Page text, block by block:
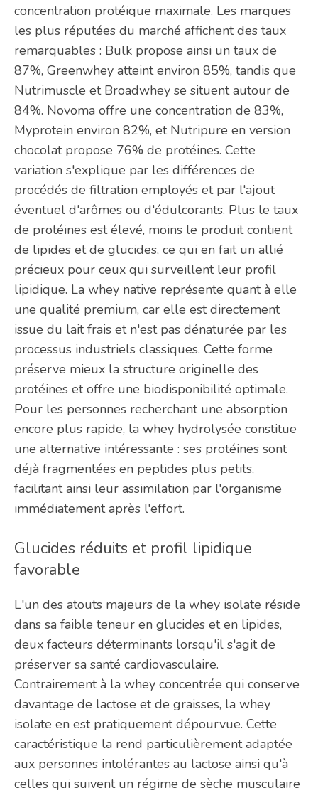
concentration protéique maximale. Les marques
les plus réputées du marché affichent des taux
remarquables : Bulk propose ainsi un taux de
87%, Greenwhey atteint environ 85%, tandis que
Nutrimuscle et Broadwhey se situent autour de
84%. Novoma offre une concentration de 83%,
Myprotein environ 82%, et Nutripure en version
chocolat propose 76% de protéines. Cette
variation s'explique par les différences de
procédés de filtration employés et par l'ajout
éventuel d'arômes ou d'édulcorants. Plus le taux
de protéines est élevé, moins le produit contient
de lipides et de glucides, ce qui en fait un allié
précieux pour ceux qui surveillent leur profil
lipidique. La whey native représente quant à elle
une qualité premium, car elle est directement
issue du lait frais et n'est pas dénaturée par les
processus industriels classiques. Cette forme
préserve mieux la structure originelle des
protéines et offre une biodisponibilité optimale.
Pour les personnes recherchant une absorption
encore plus rapide, la whey hydrolysée constitue
une alternative intéressante : ses protéines sont
déjà fragmentées en peptides plus petits,
facilitant ainsi leur assimilation par l'organisme
immédiatement après l'effort.
Glucides réduits et profil lipidique
favorable
L'un des atouts majeurs de la whey isolate réside
dans sa faible teneur en glucides et en lipides,
deux facteurs déterminants lorsqu'il s'agit de
préserver sa santé cardiovasculaire.
Contrairement à la whey concentrée qui conserve
davantage de lactose et de graisses, la whey
isolate en est pratiquement dépourvue. Cette
caractéristique la rend particulièrement adaptée
aux personnes intolérantes au lactose ainsi qu'à
celles qui suivent un régime de sèche musculaire